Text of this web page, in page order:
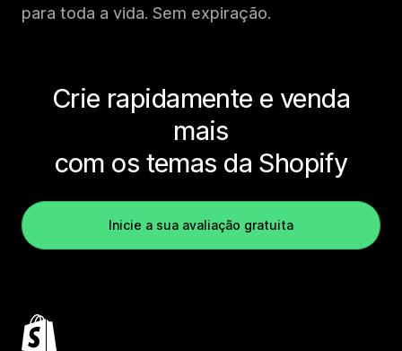
para toda a vida. Sem expiração.
Crie rapidamente e venda
mais
com os temas da Shopify
Inicie a sua avaliação gratuita